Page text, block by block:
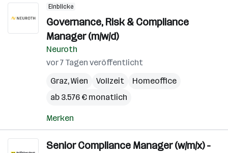
Einblicke
Governance, Risk & Compliance
Manager (m/w/d)
Neuroth
vor 7 Tagen veröffentlicht
Graz,Wien Vollzeit
Homeoffice
ab 3.576 € monatlich
Merken
Senior Compliance Manager (w/m/x) -